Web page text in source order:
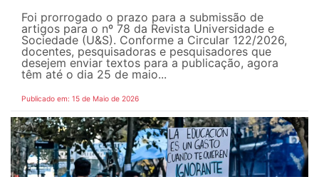
Foi prorrogado o prazo para a submissão de
artigos para o nº 78 da Revista Universidade e
Sociedade (U&S). Conforme a Circular 122/2026,
docentes, pesquisadoras e pesquisadores que
desejem enviar textos para a publicação, agora
têm até o dia 25 de maio...
Publicado em: 15 de Maio de 2026